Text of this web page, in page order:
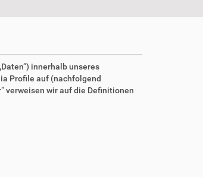
innerhalb unseres
Profile auf (nachfolgend
verweisen wir auf die Definitionen